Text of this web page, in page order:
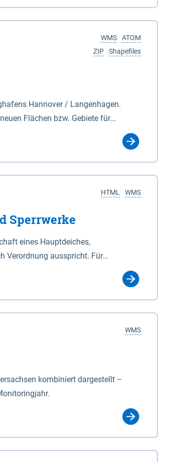
und Hohnstorf (Elbe) im Westen
umfasst Teile der Landkreise
ATOM
WMS
Shapefiles
ZIP
Hannover / Langenhagen.
Flächen bzw. Gebiete für
WMS
HTML
Sperrwerke
eines Hauptdeiches,
Verordnung ausspricht. Für
Die Widmung "2.Deichlinie" ist
sind (§2 Abs.3 NDG). Ein Bauwerk
durch Verordnung
WMS
kombiniert dargestellt –